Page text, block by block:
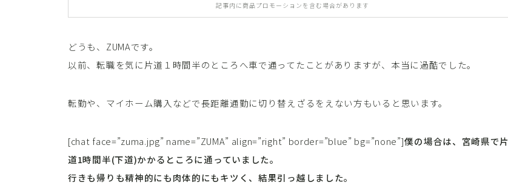
記事内に商品プロモーションを含む場合があります
どうも、ZUMAです。
以前、転職を気に片道１時間半のところへ車で通ってたことがありますが、本当に過酷でした。
転勤や、マイホーム購入などで長距離通勤に切り替えざるをえない方もいると思います。
[chat face=”zuma.jpg” name=”ZUMA” align=”right” border=”blue” bg=”none”]僕の場合は、宮崎県で片
道1時間半(下道)かかるところに通っていました。
行きも帰りも精神的にも肉体的にもキツく、結果引っ越しました。